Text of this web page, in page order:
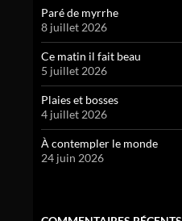
Paré de myrrhe
8 juillet 2026
Ce matin il fait beau
5 juillet 2026
Plaies et bosses
4 juillet 2026
À contempler le monde
24 juin 2026